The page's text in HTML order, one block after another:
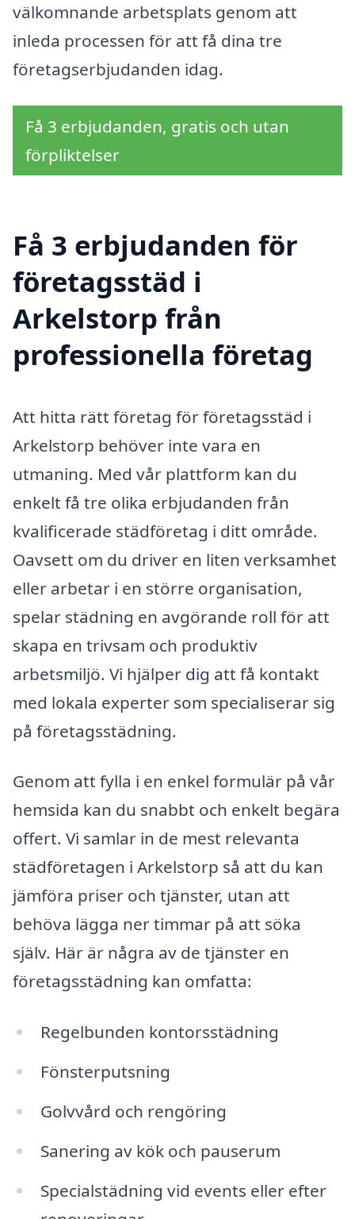
välkomnande arbetsplats genom att
inleda processen för att få dina tre
företagserbjudanden idag.
Få 3 erbjudanden, gratis och utan
förpliktelser
Få 3 erbjudanden för
företagsstäd i
Arkelstorp från
professionella företag
Att hitta rätt företag för företagsstäd i
Arkelstorp behöver inte vara en
utmaning. Med vår plattform kan du
enkelt få tre olika erbjudanden från
kvalificerade städföretag i ditt område.
Oavsett om du driver en liten verksamhet
eller arbetar i en större organisation,
spelar städning en avgörande roll för att
skapa en trivsam och produktiv
arbetsmiljö. Vi hjälper dig att få kontakt
med lokala experter som specialiserar sig
på företagsstädning.
Genom att fylla i en enkel formulär på vår
hemsida kan du snabbt och enkelt begära
offert. Vi samlar in de mest relevanta
städföretagen i Arkelstorp så att du kan
jämföra priser och tjänster, utan att
behöva lägga ner timmar på att söka
själv. Här är några av de tjänster en
företagsstädning kan omfatta:
Regelbunden kontorsstädning
Fönsterputsning
Golvvård och rengöring
Sanering av kök och pauserum
Specialstädning vid events eller efter